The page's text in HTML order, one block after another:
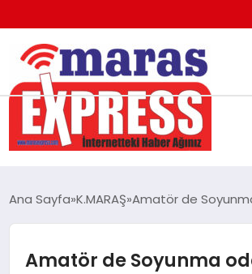
K.MARAŞ
AFŞİN
Ana Sayfa K.MARAŞ Amatör de
Amatör de Soyunma